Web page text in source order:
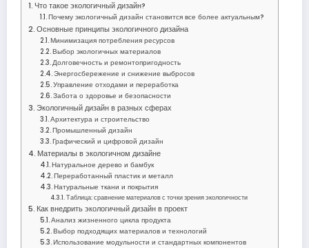
Что такое экологичный дизайн?
Почему экологичный дизайн становится все более актуальным?
Основные принципы экологичного дизайна
Минимизация потребления ресурсов
Выбор экологичных материалов
Долговечность и ремонтопригодность
Энергосбережение и снижение выбросов
Управление отходами и переработка
Забота о здоровье и безопасности
Экологичный дизайн в разных сферах
Архитектура и строительство
Промышленный дизайн
Графический и цифровой дизайн
Материалы в экологичном дизайне
Натуральное дерево и бамбук
Переработанный пластик и металл
Натуральные ткани и покрытия
Таблица: сравнение материалов с точки зрения экологичности
Как внедрить экологичный дизайн в проект
Анализ жизненного цикла продукта
Выбор подходящих материалов и технологий
Использование модульности и стандартных компонентов